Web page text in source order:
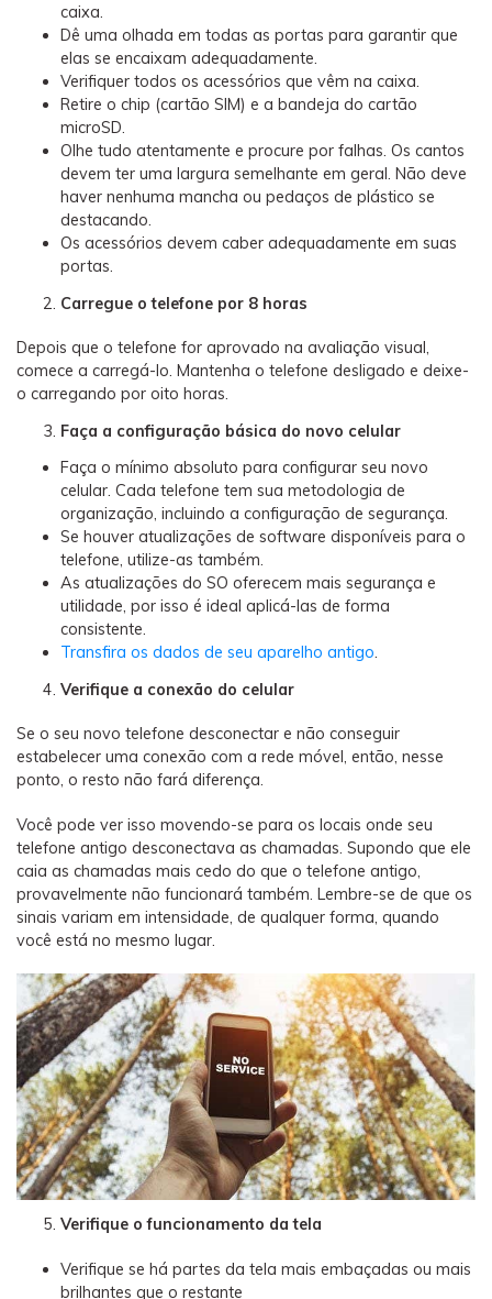
caixa.
Dê uma olhada em todas as portas para garantir que
elas se encaixam adequadamente.
Verifiquer todos os acessórios que vêm na caixa.
Retire o chip (cartão SIM) e a bandeja do cartão
microSD.
Olhe tudo atentamente e procure por falhas. Os cantos
devem ter uma largura semelhante em geral. Não deve
haver nenhuma mancha ou pedaços de plástico se
destacando.
Os acessórios devem caber adequadamente em suas
portas.
Carregue o telefone por 8 horas
Depois que o telefone for aprovado na avaliação visual,
comece a carregá-lo. Mantenha o telefone desligado e deixe-
o carregando por oito horas.
Faça a configuração básica do novo celular
Faça o mínimo absoluto para configurar seu novo
celular. Cada telefone tem sua metodologia de
organização, incluindo a configuração de segurança.
Se houver atualizações de software disponíveis para o
telefone, utilize-as também.
As atualizações do SO oferecem mais segurança e
utilidade, por isso é ideal aplicá-las de forma
consistente.
Transfira os dados de seu aparelho antigo.
Verifique a conexão do celular
Se o seu novo telefone desconectar e não conseguir
estabelecer uma conexão com a rede móvel, então, nesse
ponto, o resto não fará diferença.
Você pode ver isso movendo-se para os locais onde seu
telefone antigo desconectava as chamadas. Supondo que ele
caia as chamadas mais cedo do que o telefone antigo,
provavelmente não funcionará também. Lembre-se de que os
sinais variam em intensidade, de qualquer forma, quando
você está no mesmo lugar.
Verifique o funcionamento da tela
Verifique se há partes da tela mais embaçadas ou mais
brilhantes que o restante